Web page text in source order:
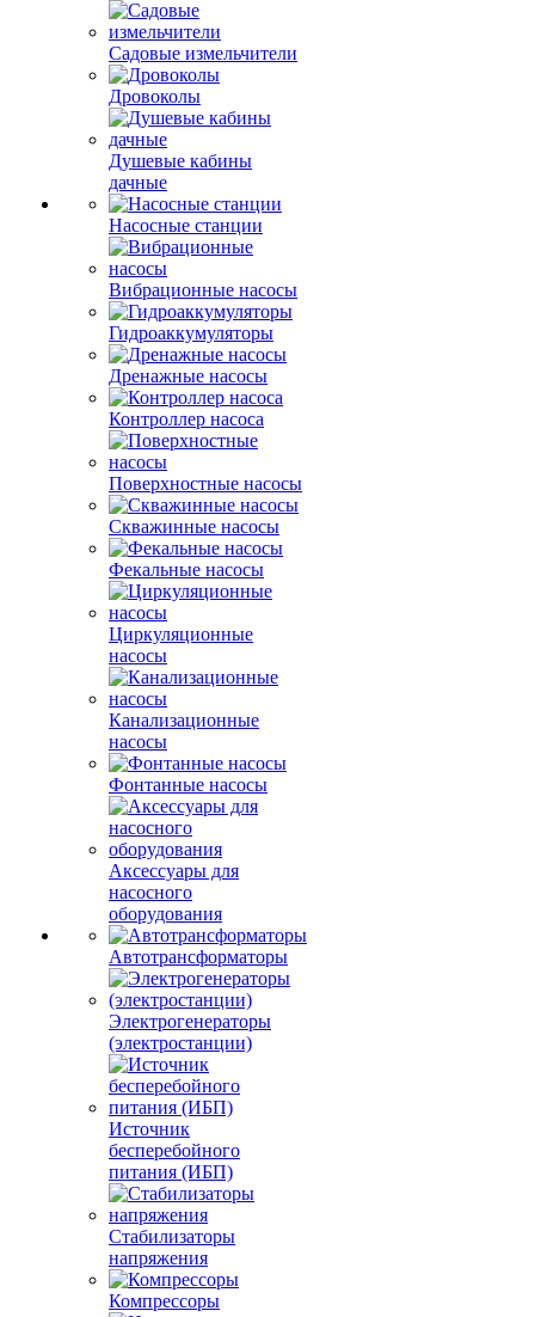
Садовые измельчители
Дровоколы
Душевые кабины
дачные
Насосные станции
Вибрационные насосы
Гидроаккумуляторы
Дренажные насосы
Контроллер насоса
Поверхностные насосы
Скважинные насосы
Фекальные насосы
Циркуляционные
насосы
Канализационные
насосы
Фонтанные насосы
Аксессуары для
насосного
оборудования
Автотрансформаторы
Электрогенераторы
(электростанции)
Источник
бесперебойного
питания (ИБП)
Стабилизаторы
напряжения
Компрессоры